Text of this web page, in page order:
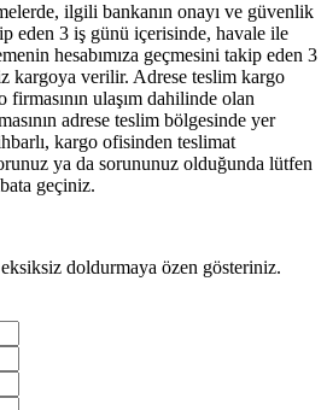
ilgili bankanın onayı ve güvenlik
eden 3 iş günü içerisinde, havale ile
hesabımıza geçmesini takip eden 3
kargoya verilir. Adrese teslim kargo
ulaşım dahilinde olan
adrese teslim bölgesinde yer
kargo ofisinden teslimat
ya da sorununuz olduğunda lütfen
geçiniz.
doldurmaya özen gösteriniz.